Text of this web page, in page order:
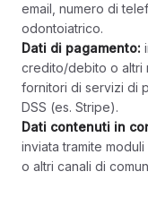
email, numero di
odontoiatrico.
Dati di pagamento:
credito/debito o altri
fornitori di servizi di
DSS (es. Stripe).
Dati contenuti in
inviata tramite
o altri canali di